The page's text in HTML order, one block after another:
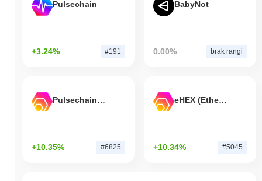
Pulsechain
+3.24% #191
BabyNot
0.00% brak rangi
Pulsechain Bridged HEX (Pulsechain)
+10.35% #6825
eHEX (Ethereum)
+10.34% #5045